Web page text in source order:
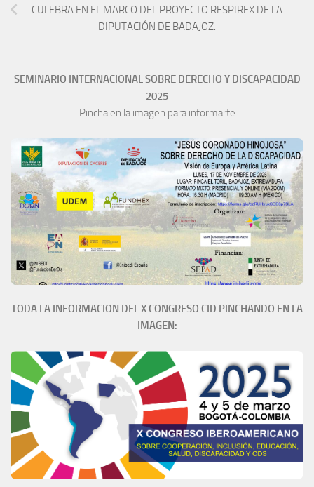
CULEBRA EN EL MARCO DEL PROYECTO RESPIREX DE LA
DIPUTACIÓN DE BADAJOZ.
SEMINARIO INTERNACIONAL SOBRE DERECHO Y DISCAPACIDAD
2025
Pincha en la imagen para informarte
TODA LA INFORMACION DEL X CONGRESO CID PINCHANDO EN LA
IMAGEN: